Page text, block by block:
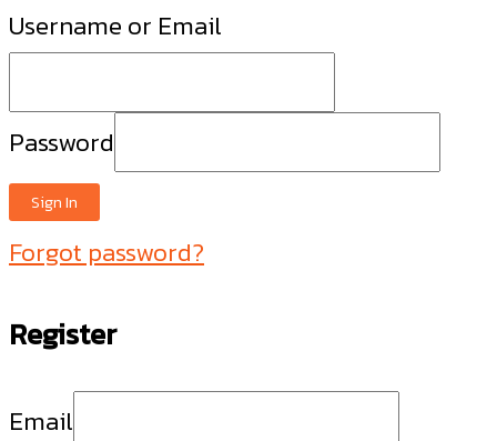
Username or Email
Password
Sign In
Forgot password?
Register
Email